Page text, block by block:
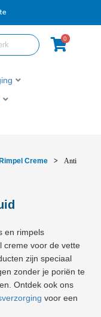
0
Creme >
Anti
en rimpels
creme voor de vette
zijn speciaal
zonder je poriën te
Ontdek ook ons
voor een